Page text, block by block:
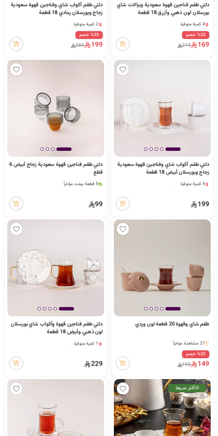
دلتي طقم فناجين قهوة سعودية وبيالات شاي
بورسلان لون ذهبي وأزرق 18 قطعة
4 كمية متوفرة
2 قطعة بيعت مؤخراً
63 مشاهدة مؤخراً
4 كمية متوفرة
%23 خصم
169
219
دلتي طقم أكواب شاي وفناجين قهوة سعودية
زجاج وبورسلان رمادي 18 قطعة
2 كمية متوفرة
78 مشاهدة مؤخراً
2 كمية متوفرة
78 مشاهدة مؤخراً
%23 خصم
199
259
دلتي طقم أكواب شاي وفناجين قهوة سعودية
زجاج وبورسلان أبيض 18 قطعة
4 كمية متوفرة
4 كمية متوفرة
199
دلتي طقم فناجين قهوة سعودية زجاج أبيض 6
قطع
5 قطعة بيعت مؤخراً
73 مشاهدة مؤخراً
99
طقم شاي وقهوة 20 قطعة لون وردي
27 مشاهدة مؤخراً
27 مشاهدة مؤخراً%25 خصم
149
199
دلتي طقم فناجين قهوة وأكواب شاي بورسلان
لون ذهبي وأبيض 18 قطعة
1 كمية متوفرة
60 مشاهدة مؤخراً
1 كمية متوفرة
229
الأكثر مبيعا